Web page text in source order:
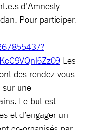
d’Amnesty
Pour participer,
Les
des rendez-vous
sur une
Le but est
et d’engager un